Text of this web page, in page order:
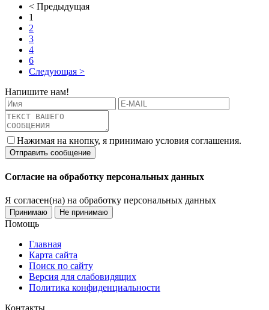
< Предыдущая
1
2
3
4
6
Следующая >
Напишите нам!
Нажимая на кнопку, я принимаю условия соглашения.
Согласие на обработку персональных данных
Я согласен(на) на обработку персональных данных
Принимаю Не принимаю
Помощь
Главная
Карта сайта
Поиск по сайту
Версия для слабовидящих
Политика конфиденциальности